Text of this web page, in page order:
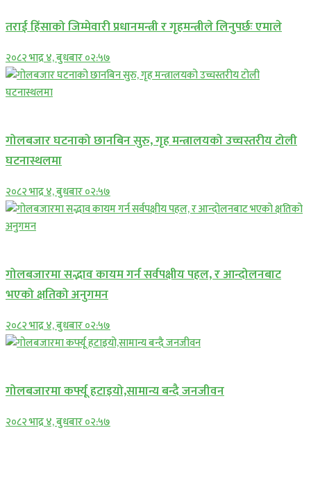
तराई हिंसाको जिम्मेवारी प्रधानमन्त्री र गृहमन्त्रीले लिनुपर्छः एमाले
२०८२ भाद्र ४, बुधबार ०२:५७
गोलबजार घटनाको छानबिन सुरु, गृह मन्त्रालयको उच्चस्तरीय टोली
घटनास्थलमा
२०८२ भाद्र ४, बुधबार ०२:५७
गोलबजारमा सद्भाव कायम गर्न सर्वपक्षीय पहल, र आन्दोलनबाट
भएको क्षतिको अनुगमन
२०८२ भाद्र ४, बुधबार ०२:५७
गोलबजारमा कर्फ्यू हटाइयो,सामान्य बन्दै जनजीवन
२०८२ भाद्र ४, बुधबार ०२:५७